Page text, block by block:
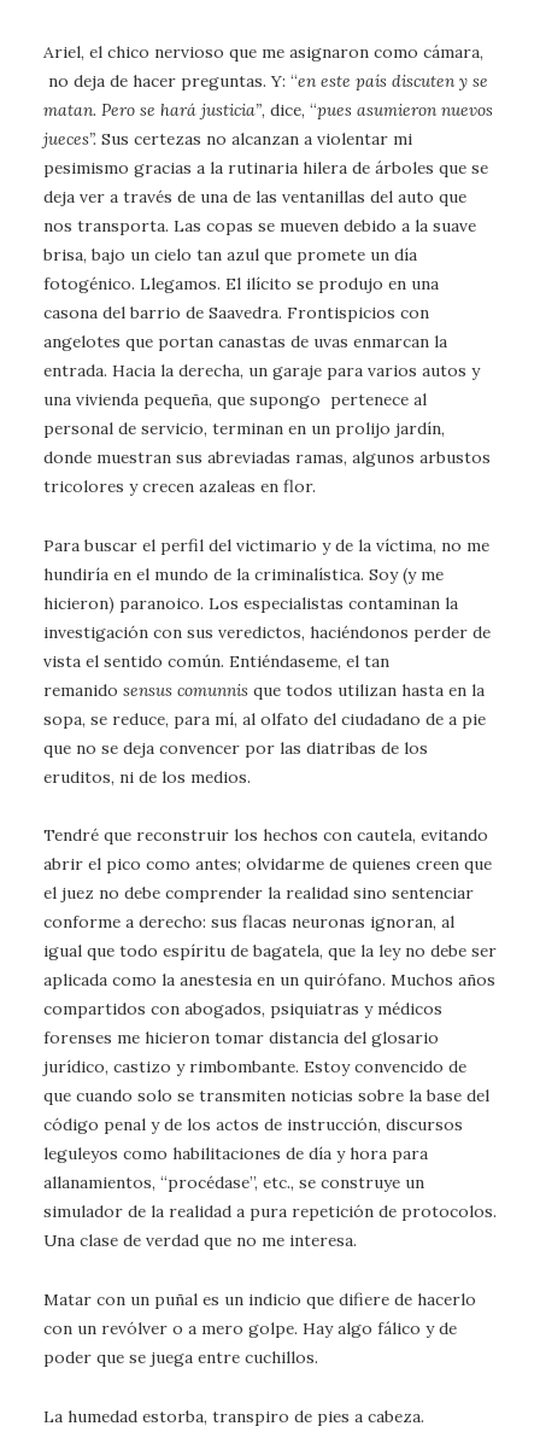
Ariel, el chico nervioso que me asignaron como cámara,
no deja de hacer preguntas. Y: “en este país discuten y se
matan. Pero se hará justicia”, dice, “pues asumieron nuevos
jueces”. Sus certezas no alcanzan a violentar mi
pesimismo gracias a la rutinaria hilera de árboles que se
deja ver a través de una de las ventanillas del auto que
nos transporta. Las copas se mueven debido a la suave
brisa, bajo un cielo tan azul que promete un día
fotogénico. Llegamos. El ilícito se produjo en una
casona del barrio de Saavedra. Frontispicios con
angelotes que portan canastas de uvas enmarcan la
entrada. Hacia la derecha, un garaje para varios autos y
una vivienda pequeña, que supongo pertenece al
personal de servicio, terminan en un prolijo jardín,
donde muestran sus abreviadas ramas, algunos arbustos
tricolores y crecen azaleas en flor.
Para buscar el perfil del victimario y de la víctima, no me
hundiría en el mundo de la criminalística. Soy (y me
hicieron) paranoico. Los especialistas contaminan la
investigación con sus veredictos, haciéndonos perder de
vista el sentido común. Entiéndaseme, el tan
remanido sensus comunnis que todos utilizan hasta en la
sopa, se reduce, para mí, al olfato del ciudadano de a pie
que no se deja convencer por las diatribas de los
eruditos, ni de los medios.
Tendré que reconstruir los hechos con cautela, evitando
abrir el pico como antes; olvidarme de quienes creen que
el juez no debe comprender la realidad sino sentenciar
conforme a derecho: sus flacas neuronas ignoran, al
igual que todo espíritu de bagatela, que la ley no debe ser
aplicada como la anestesia en un quirófano. Muchos años
compartidos con abogados, psiquiatras y médicos
forenses me hicieron tomar distancia del glosario
jurídico, castizo y rimbombante. Estoy convencido de
que cuando solo se transmiten noticias sobre la base del
código penal y de los actos de instrucción, discursos
leguleyos como habilitaciones de día y hora para
allanamientos, “procédase”, etc., se construye un
simulador de la realidad a pura repetición de protocolos.
Una clase de verdad que no me interesa.
Matar con un puñal es un indicio que difiere de hacerlo
con un revólver o a mero golpe. Hay algo fálico y de
poder que se juega entre cuchillos.
La humedad estorba, transpiro de pies a cabeza.